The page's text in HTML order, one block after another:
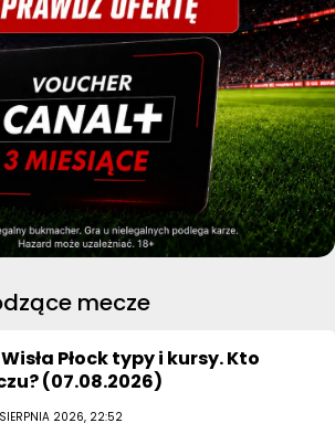
mecze
Płock typy i kursy. Kto
(07.08.2026)
2026, 22:52